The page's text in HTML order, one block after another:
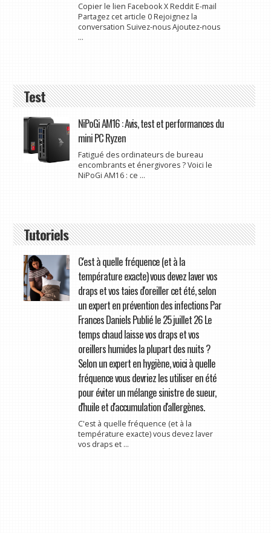
Copier le lien Facebook X Reddit E-mail
Partagez cet article 0 Rejoignez la
conversation Suivez-nous Ajoutez-nous
...
Test
NiPoGi AM16 : Avis, test et performances du
mini PC Ryzen
Fatigué des ordinateurs de bureau
encombrants et énergivores ? Voici le
NiPoGi AM16 : ce ...
Tutoriels
C'est à quelle fréquence (et à la
température exacte) vous devez laver vos
draps et vos taies d'oreiller cet été, selon
un expert en prévention des infections Par
Frances Daniels Publié le 25 juillet 26 Le
temps chaud laisse vos draps et vos
oreillers humides la plupart des nuits ?
Selon un expert en hygiène, voici à quelle
fréquence vous devriez les utiliser en été
pour éviter un mélange sinistre de sueur,
d'huile et d'accumulation d'allergènes.
C'est à quelle fréquence (et à la
température exacte) vous devez laver
vos draps et ...